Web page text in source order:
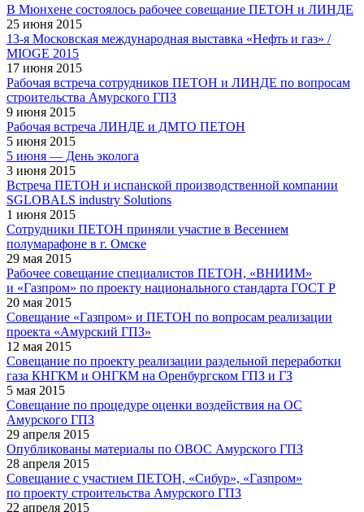
В Мюнхене состоялось рабочее совещание ПЕТОН и ЛИНДЕ
25 июня 2015
13-я Московская международная выставка «Нефть и газ» /
MIOGE 2015
17 июня 2015
Рабочая встреча сотрудников ПЕТОН и ЛИНДЕ по вопросам
строительства Амурского ГПЗ
9 июня 2015
Рабочая встреча ЛИНДЕ и ДМТО ПЕТОН
5 июня 2015
5 июня — День эколога
3 июня 2015
Встреча ПЕТОН и испанской производственной компании
SGLOBALS industry Solutions
1 июня 2015
Сотрудники ПЕТОН приняли участие в Весеннем
полумарафоне в г. Омске
29 мая 2015
Рабочее совещание специалистов ПЕТОН, «ВНИИМ»
и «Газпром» по проекту национального стандарта ГОСТ Р
20 мая 2015
Совещание «Газпром» и ПЕТОН по вопросам реализации
проекта «Амурский ГПЗ»
12 мая 2015
Совещание по проекту реализации раздельной переработки
газа КНГКМ и ОНГКМ на Оренбургском ГПЗ и ГЗ
5 мая 2015
Совещание по процедуре оценки воздействия на ОС
Амурского ГПЗ
29 апреля 2015
Опубликованы материалы по ОВОС Амурского ГПЗ
28 апреля 2015
Совещание с участием ПЕТОН, «Сибур», «Газпром»
по проекту строительства Амурского ГПЗ
22 апреля 2015